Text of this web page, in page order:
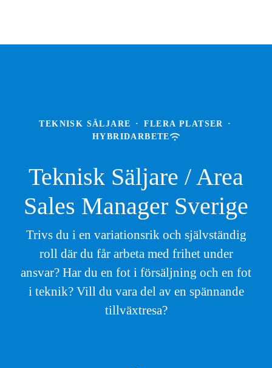
TEKNISK SÄLJARE · FLERA PLATSER ·
HYBRIDARBETE
Teknisk Säljare / Area
Sales Manager Sverige
Trivs du i en variationsrik och självständig
roll där du får arbeta med frihet under
ansvar? Har du en fot i försäljning och en fot
i teknik? Vill du vara del av en spännande
tillväxtresa?